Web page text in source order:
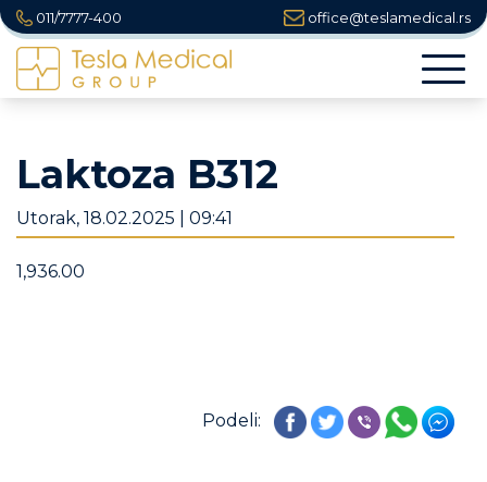
011/7777-400 office@teslamedical.rs
Laktoza B312
Utorak, 18.02.2025 | 09:41
1,936.00
Podeli: